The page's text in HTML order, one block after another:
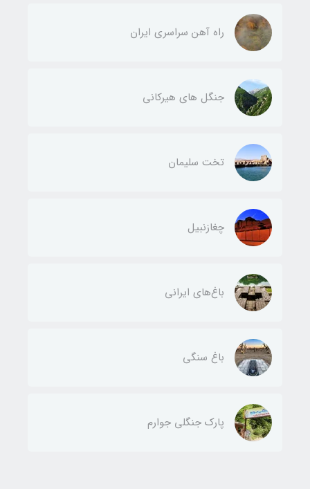
راه آهن سراسری ایران
جنگل های هیرکانی
تخت سلیمان
چغازنبیل
باغ‌های ایرانی
باغ سنگی
پارک جنگلی جوارم